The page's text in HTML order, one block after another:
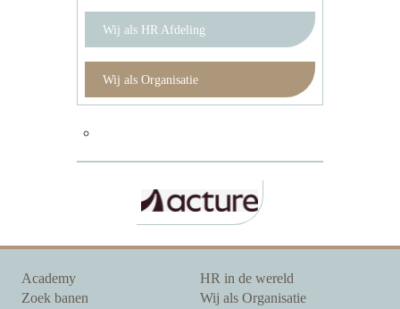
Wij als HR Afdeling
Wij als Organisatie
Academy
Zoek banen
HR in de wereld
Wij als Organisatie